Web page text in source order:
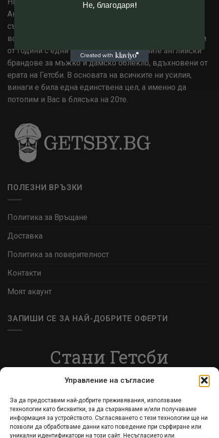
Управление на съгласие
За да предоставим най-добрите преживявания, използваме
технологии като бисквитки, за да съхраняваме и/или получаваме
информация за устройството. Съгласяването с тези технологии ще ни
позволи да обработваме данни като поведение при сърфиране или
уникални идентификатори на този сайт. Несъгласието или
Англия. След години опит в модната сфера,
съсредоточихме знанията си в епохата на 1920-те и
всичко, с което тя промени световната мода. Работим
от години с едни от най високо оценените английски
брандове за мъжко и дамско облекло, вдъхновени от
ерата на Гетсби. В основата на всичките ни усилия,
винаги е била една единствена цел, а именно да
потопим и Вас в блясъка на 20те.
ПОЛЕЗНИ ВРЪЗКИ
Политика за Връщане
Доставка
Политика за поверителност
Контакти
Моят акаунт
ЗАПИШИ СЕ ЗА НАЙ-ДОБРИТЕ ОФЕРТИ
Стани Гетсби
Запиши се за ВИП листата, за да получаваш
Запиши се
Не, благодаря!